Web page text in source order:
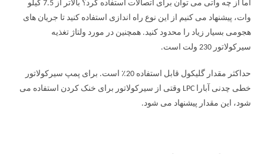
اما از چه واتی می توان برای اتصالات استفاده کرد؟ بالاتر از 7.5 کیلو
وات، پیشنهاد می کنیم از این نوع راه اندازی استفاده کنید تا جریان های
هجومی بسیار زیاد را محدود کنید. همچنین در مورد ولتاژ تغذیه
سیرکولاتور 230 ولت است.
حداکثر مقدار گلیکول قابل استفاده 20٪ است. برای پمپ سیرکولاتور
خطی چدنی آبارا LPC وقتی از سیرکولاتور برای خنک کردن استفاده می
شود، این مقدار پیشنهاد می شود.